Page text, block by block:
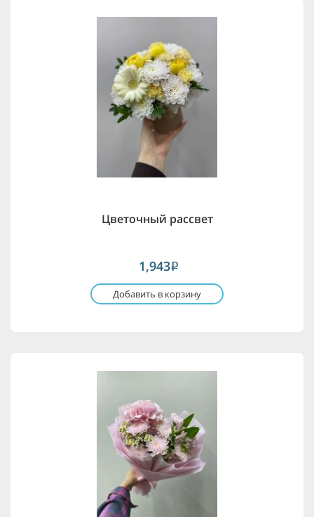
Цветочный рассвет
1,943i
Добавить в корзину